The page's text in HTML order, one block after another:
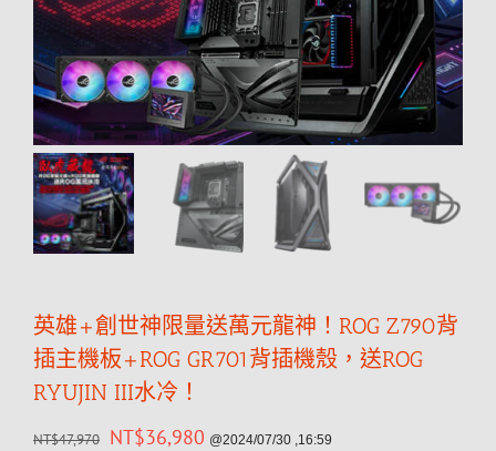
英雄+創世神限量送萬元龍神！ROG Z790背
插主機板+ROG GR701背插機殼，送ROG
RYUJIN III水冷！
NT$47,970 NT$36,980 @2024/07/30 ,16:59